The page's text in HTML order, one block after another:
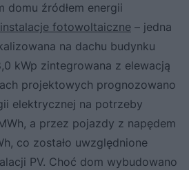
domu źródłem energii
instalacje fotowoltaiczne – jedna
na dachu budynku
kWp zintegrowana z elewacją
projektowych prognozowano
elektrycznej na potrzeby
a przez pojazdy z napędem
co zostało uwzględnione
PV. Choć dom wybudowano